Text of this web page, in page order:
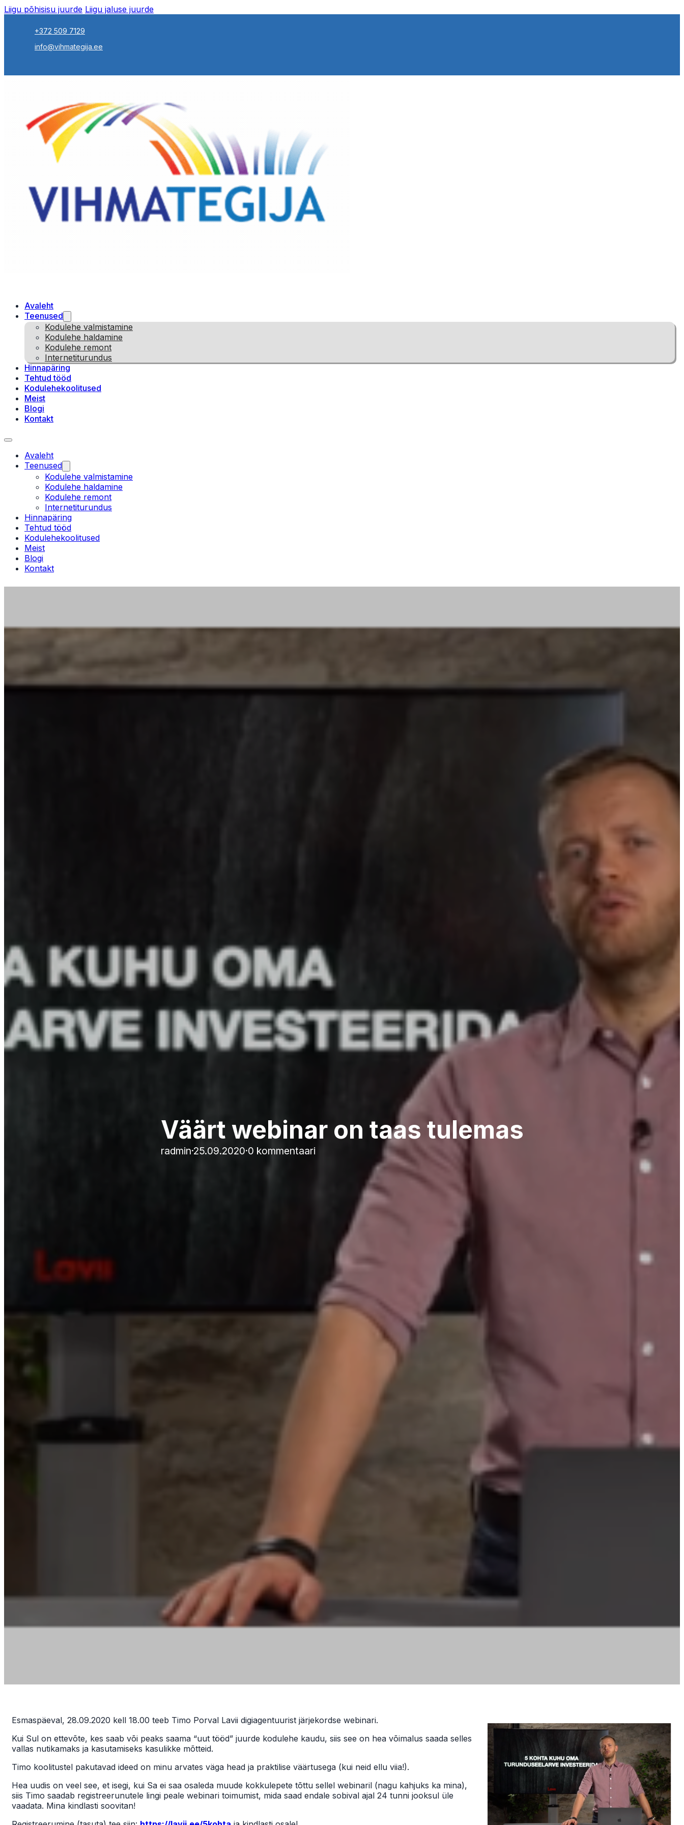
Liigu põhisisu juurde Liigu jaluse juurde
+372 509 7129
info@vihmategija.ee
Avaleht
Teenused
Kodulehe valmistamine
Kodulehe haldamine
Kodulehe remont
Internetiturundus
Hinnapäring
Tehtud tööd
Kodulehekoolitused
Meist
Blogi
Kontakt
Avaleht
Teenused
Kodulehe valmistamine
Kodulehe haldamine
Kodulehe remont
Internetiturundus
Hinnapäring
Tehtud tööd
Kodulehekoolitused
Meist
Blogi
Kontakt
Väärt webinar on taas tulemas
radmin·25.09.2020·0 kommentaari
Esmaspäeval, 28.09.2020 kell 18.00 teeb Timo Porval Lavii digiagentuurist järjekordse webinari.
Kui Sul on ettevõte, kes saab või peaks saama “uut tööd” juurde kodulehe kaudu, siis see on hea võimalus saada selles
vallas nutikamaks ja kasutamiseks kasulikke mõtteid.
Timo koolitustel pakutavad ideed on minu arvates väga head ja praktilise väärtusega (kui neid ellu viia!).
Hea uudis on veel see, et isegi, kui Sa ei saa osaleda muude kokkulepete tõttu sellel webinaril (nagu kahjuks ka mina),
siis Timo saadab registreerunutele lingi peale webinari toimumist, mida saad endale sobival ajal 24 tunni jooksul üle
vaadata. Mina kindlasti soovitan!